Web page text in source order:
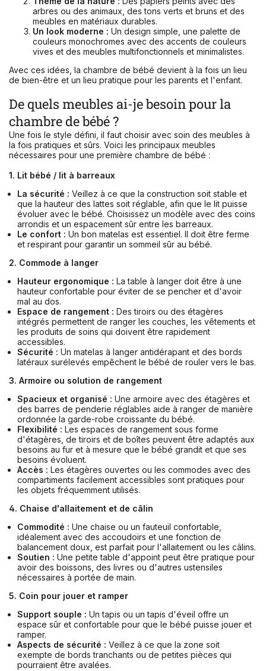
arbres ou des animaux, des tons verts et bruns et des
meubles en matériaux durables.
Un look moderne : Un design simple, une palette de
couleurs monochromes avec des accents de couleurs
vives et des meubles multifonctionnels et minimalistes.
Avec ces idées, la chambre de bébé devient à la fois un lieu
de bien-être et un lieu pratique pour les parents et l'enfant.
De quels meubles ai-je besoin pour la
chambre de bébé ?
Une fois le style défini, il faut choisir avec soin des meubles à
la fois pratiques et sûrs. Voici les principaux meubles
nécessaires pour une première chambre de bébé :
1. Lit bébé / lit à barreaux
La sécurité : Veillez à ce que la construction soit stable et
que la hauteur des lattes soit réglable, afin que le lit puisse
évoluer avec le bébé. Choisissez un modèle avec des coins
arrondis et un espacement sûr entre les barreaux.
Le confort : Un bon matelas est essentiel. Il doit être ferme
et respirant pour garantir un sommeil sûr au bébé.
2. Commode à langer
Hauteur ergonomique : La table à langer doit être à une
hauteur confortable pour éviter de se pencher et d'avoir
mal au dos.
Espace de rangement : Des tiroirs ou des étagères
intégrés permettent de ranger les couches, les vêtements et
les produits de soins qui doivent être rapidement
accessibles.
Sécurité : Un matelas à langer antidérapant et des bords
latéraux surélevés empêchent le bébé de rouler vers le bas.
3. Armoire ou solution de rangement
Spacieux et organisé : Une armoire avec des étagères et
des barres de penderie réglables aide à ranger de manière
ordonnée la garde-robe croissante du bébé.
Flexibilité : Les espaces de rangement sous forme
d'étagères, de tiroirs et de boîtes peuvent être adaptés aux
besoins au fur et à mesure que le bébé grandit et que ses
besoins évoluent.
Accès : Les étagères ouvertes ou les commodes avec des
compartiments facilement accessibles sont pratiques pour
les objets fréquemment utilisés.
4. Chaise d'allaitement et de câlin
Commodité : Une chaise ou un fauteuil confortable,
idéalement avec des accoudoirs et une fonction de
balancement doux, est parfait pour l'allaitement ou les câlins.
Soutien : Une petite table d'appoint peut être pratique pour
avoir des boissons, des livres ou d'autres ustensiles
nécessaires à portée de main.
5. Coin pour jouer et ramper
Support souple : Un tapis ou un tapis d'éveil offre un
espace sûr et confortable pour que le bébé puisse jouer et
ramper.
Aspects de sécurité : Veillez à ce que la zone soit
exempte de bords tranchants ou de petites pièces qui
pourraient être avalées.